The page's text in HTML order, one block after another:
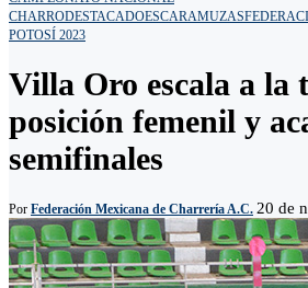
CHARRODESTACADOESCARAMUZAS
POTOSÍ 2023
Villa Oro escala a la
posición femenil y
semifinales
Por Federación Mexicana de Charrería A.C. 20 de